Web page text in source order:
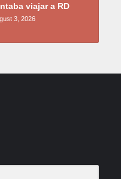
viajar a RD
3, 2026